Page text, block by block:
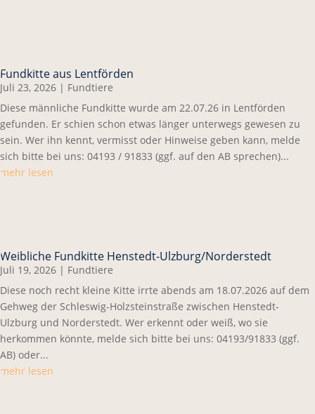
Fundkitte aus Lentförden
Juli 23, 2026 | Fundtiere
Diese männliche Fundkitte wurde am 22.07.26 in Lentförden
gefunden. Er schien schon etwas länger unterwegs gewesen zu
sein. Wer ihn kennt, vermisst oder Hinweise geben kann, melde
sich bitte bei uns: 04193 / 91833 (ggf. auf den AB sprechen)...
mehr lesen
Weibliche Fundkitte Henstedt-Ulzburg/Norderstedt
Juli 19, 2026 | Fundtiere
Diese noch recht kleine Kitte irrte abends am 18.07.2026 auf dem
Gehweg der Schleswig-Holzsteinstraße zwischen Henstedt-
Ulzburg und Norderstedt. Wer erkennt oder weiß, wo sie
herkommen könnte, melde sich bitte bei uns: 04193/91833 (ggf.
AB) oder...
mehr lesen